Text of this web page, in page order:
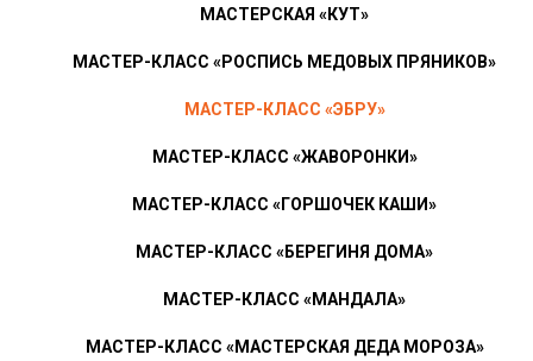
МАСТЕРСКАЯ «КУТ»
МАСТЕР-КЛАСС «РОСПИСЬ МЕДОВЫХ ПРЯНИКОВ»
МАСТЕР-КЛАСС «ЭБРУ»
МАСТЕР-КЛАСС «ЖАВОРОНКИ»
МАСТЕР-КЛАСС «ГОРШОЧЕК КАШИ»
МАСТЕР-КЛАСС «БЕРЕГИНЯ ДОМА»
МАСТЕР-КЛАСС «МАНДАЛА»
МАСТЕР-КЛАСС «МАСТЕРСКАЯ ДЕДА МОРОЗА»